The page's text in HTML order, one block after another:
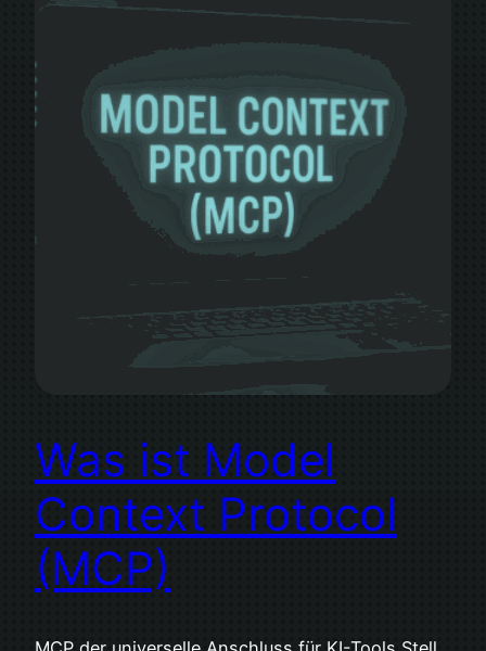
Was ist Model
Context Protocol
(MCP)